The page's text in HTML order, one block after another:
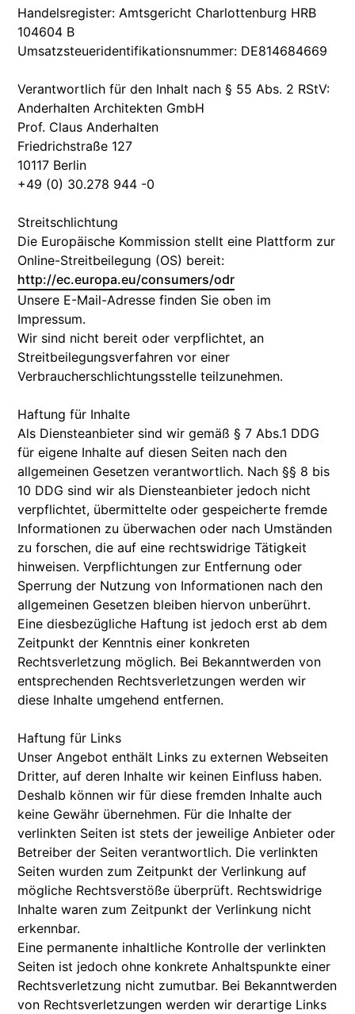
Handelsregister: Amtsgericht Charlottenburg HRB
104604 B
Umsatzsteueridentifikationsnummer: DE814684669
Verantwortlich für den Inhalt nach § 55 Abs. 2 RStV:
Anderhalten Architekten GmbH
Prof. Claus Anderhalten
Friedrichstraße 127
10117 Berlin
+49 (0) 30.278 944 -0
Streitschlichtung
Die Europäische Kommission stellt eine Plattform zur
Online-Streitbeilegung (OS) bereit:
http://ec.europa.eu/consumers/odr
Unsere E-Mail-Adresse finden Sie oben im
Impressum.
Wir sind nicht bereit oder verpflichtet, an
Streitbeilegungsverfahren vor einer
Verbraucherschlichtungsstelle teilzunehmen.
Haftung für Inhalte
Als Diensteanbieter sind wir gemäß § 7 Abs.1 DDG
für eigene Inhalte auf diesen Seiten nach den
allgemeinen Gesetzen verantwortlich. Nach §§ 8 bis
10 DDG sind wir als Diensteanbieter jedoch nicht
verpflichtet, übermittelte oder gespeicherte fremde
Informationen zu überwachen oder nach Umständen
zu forschen, die auf eine rechtswidrige Tätigkeit
hinweisen. Verpflichtungen zur Entfernung oder
Sperrung der Nutzung von Informationen nach den
allgemeinen Gesetzen bleiben hiervon unberührt.
Eine diesbezügliche Haftung ist jedoch erst ab dem
Zeitpunkt der Kenntnis einer konkreten
Rechtsverletzung möglich. Bei Bekanntwerden von
entsprechenden Rechtsverletzungen werden wir
diese Inhalte umgehend entfernen.
Haftung für Links
Unser Angebot enthält Links zu externen Webseiten
Dritter, auf deren Inhalte wir keinen Einfluss haben.
Deshalb können wir für diese fremden Inhalte auch
keine Gewähr übernehmen. Für die Inhalte der
verlinkten Seiten ist stets der jeweilige Anbieter oder
Betreiber der Seiten verantwortlich. Die verlinkten
Seiten wurden zum Zeitpunkt der Verlinkung auf
mögliche Rechtsverstöße überprüft. Rechtswidrige
Inhalte waren zum Zeitpunkt der Verlinkung nicht
erkennbar.
Eine permanente inhaltliche Kontrolle der verlinkten
Seiten ist jedoch ohne konkrete Anhaltspunkte einer
Rechtsverletzung nicht zumutbar. Bei Bekanntwerden
von Rechtsverletzungen werden wir derartige Links